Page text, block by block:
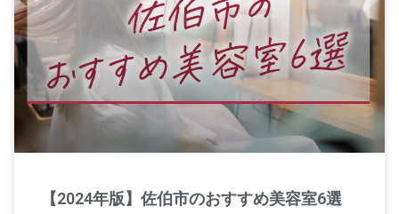
【2024年版】佐伯市のおすすめ美容室6選